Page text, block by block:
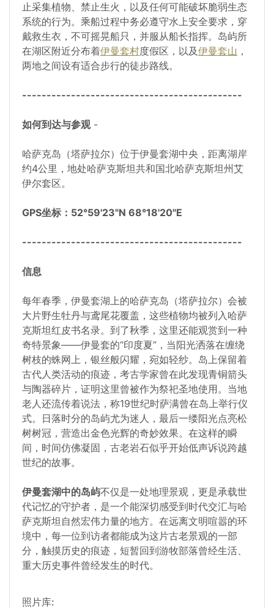
止采集植物、禁止生火，以及任何可能破坏脆弱生态
系统的行为。乘船过程中务必遵守水上安全要求，穿
戴救生衣，不可摇晃船只，并服从船长指挥。岛屿所
在湖区附近分布着伊曼套村度假区，以及伊曼套山 ，
两地之间设有适合步行的徒步路线。
---------------------------------------------
如何到达与参观-
哈萨克岛（塔萨拉尔）位于伊曼套湖中央，距离湖岸
约4公里，地处哈萨克斯坦共和国北哈萨克斯坦州艾
伊尔套区。
GPS坐标：52°59'23"N 68°18'20"E
---------------------------------------------
信息
每年春季，伊曼套湖上的哈萨克岛（塔萨拉尔）会被
大片野生牡丹与鸢尾花覆盖，这些植物均被列入哈萨
克斯坦红皮书名录。到了秋季，这里还能观赏到一种
奇特景象——伊曼套的“印度夏”，当阳光洒落在缠绕
树枝的蛛网上，银丝般闪耀，宛如轻纱。岛上保留着
古代人类活动的痕迹，考古学家曾在此发现青铜箭头
与陶器碎片，证明这里曾被作为祭祀圣地使用。当地
老人还流传着说法，称19世纪时萨满曾在岛上举行仪
式。日落时分的岛屿尤为迷人，最后一缕阳光点亮松
树树冠，营造出金色光辉的奇妙效果。在这样的瞬
间，时间仿佛凝固，古老岩石似乎开始低声诉说跨越
世纪的故事。
伊曼套湖中的岛屿不仅是一处地理景观，更是承载世
代记忆的守护者，是一个能深切感受到时代交汇与哈
萨克斯坦自然宏伟力量的地方。在远离文明喧嚣的环
境中，每一位到访者都能成为这片古老景观的一部
分，触摸历史的痕迹，短暂回到游牧部落曾经生活、
重大历史事件曾经发生的时代。
照片库: